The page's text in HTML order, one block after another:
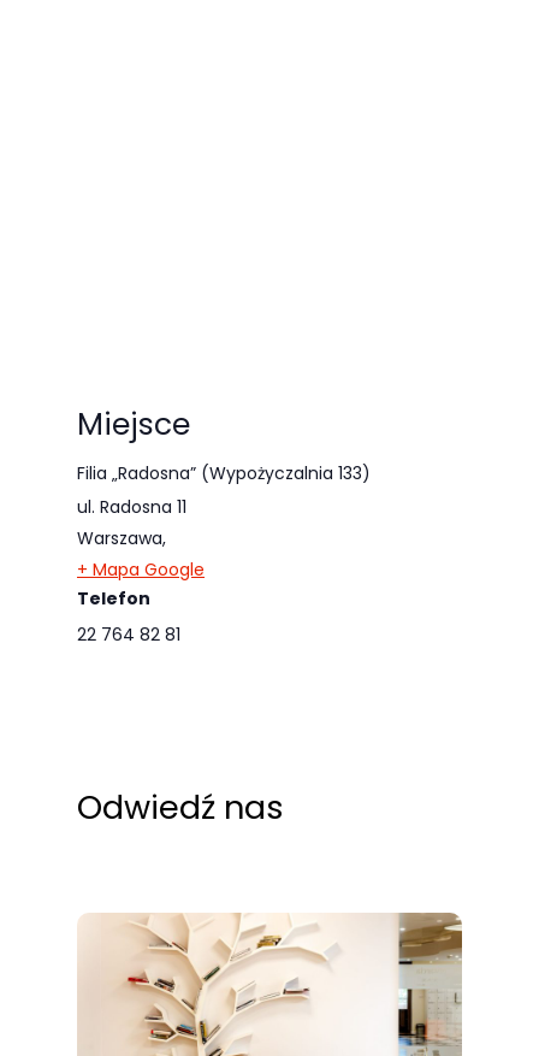
Miejsce
Filia „Radosna” (Wypożyczalnia 133)
ul. Radosna 11
Warszawa,
+ Mapa Google
Telefon
22 764 82 81
Odwiedź nas